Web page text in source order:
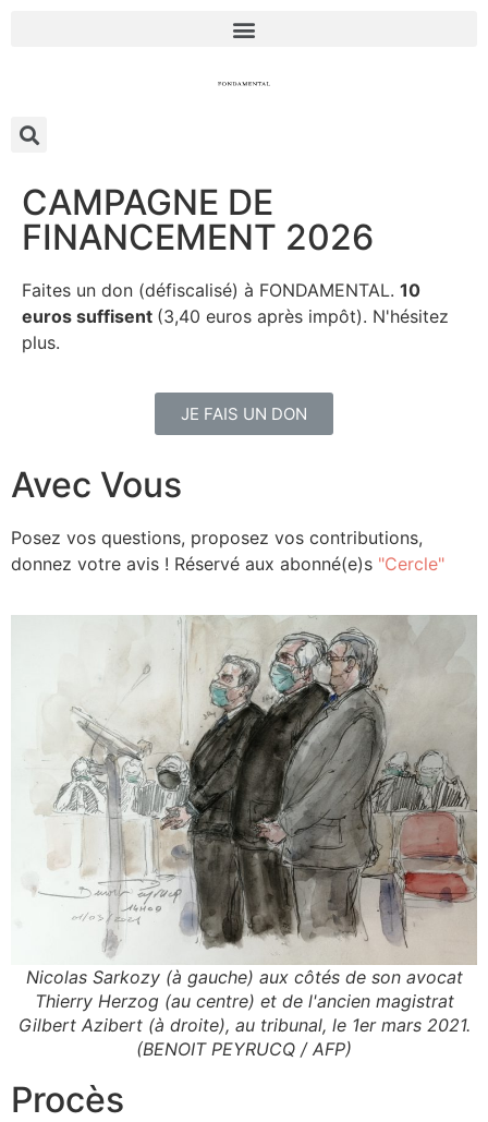
CAMPAGNE DE
FINANCEMENT 2026
Faites un don (défiscalisé) à FONDAMENTAL. 10
euros suffisent (3,40 euros après impôt). N'hésitez
plus.
JE FAIS UN DON
Avec Vous
Posez vos questions, proposez vos contributions,
donnez votre avis ! Réservé aux abonné(e)s "Cercle"
Nicolas Sarkozy (à gauche) aux côtés de son avocat
Thierry Herzog (au centre) et de l'ancien magistrat
Gilbert Azibert (à droite), au tribunal, le 1er mars 2021.
(BENOIT PEYRUCQ / AFP)
Procès